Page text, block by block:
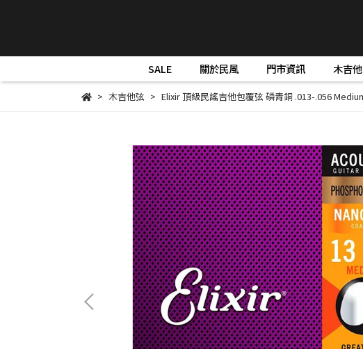
SALE 關於民風 門市資訊 木吉他
木吉他弦 Elixir 頂級民謠吉他包覆弦 磷青銅 .013-.056